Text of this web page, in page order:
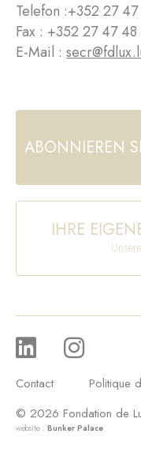
Telefon :+352 27 47
Fax : +352 27 47 48
E-Mail :
ABONNIEREN
IHRE
Contact Politique
© 2026 Fondation de
website : Bunker Palace